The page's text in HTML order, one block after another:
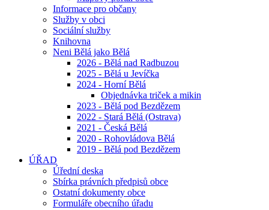
Informace pro občany
Služby v obci
Sociální služby
Knihovna
Neni Bělá jako Bělá
2026 - Bělá nad Radbuzou
2025 - Bělá u Jevíčka
2024 - Horní Bělá
Objednávka triček a mikin
2023 - Bělá pod Bezdězem
2022 - Stará Bělá (Ostrava)
2021 - Česká Bělá
2020 - Rohovládova Bělá
2019 - Bělá pod Bezdězem
ÚŘAD
Úřední deska
Sbírka právních předpisů obce
Ostatní dokumenty obce
Formuláře obecního úřadu